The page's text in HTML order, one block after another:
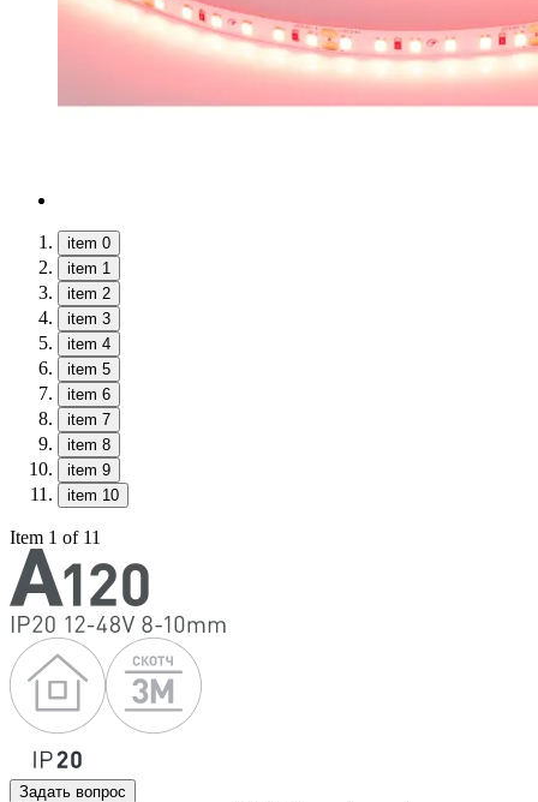
item 0
item 1
item 2
item 3
item 4
item 5
item 6
item 7
item 8
item 9
item 10
Item 1 of 11
Задать вопрос